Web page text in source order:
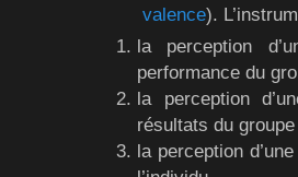
valence).
la perception
performance du
la perception
résultats du
la perception